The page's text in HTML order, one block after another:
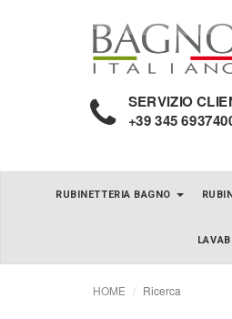
SERVIZIO
+39 345
RUBINETTERIA BAGNO
HOME Ricerca